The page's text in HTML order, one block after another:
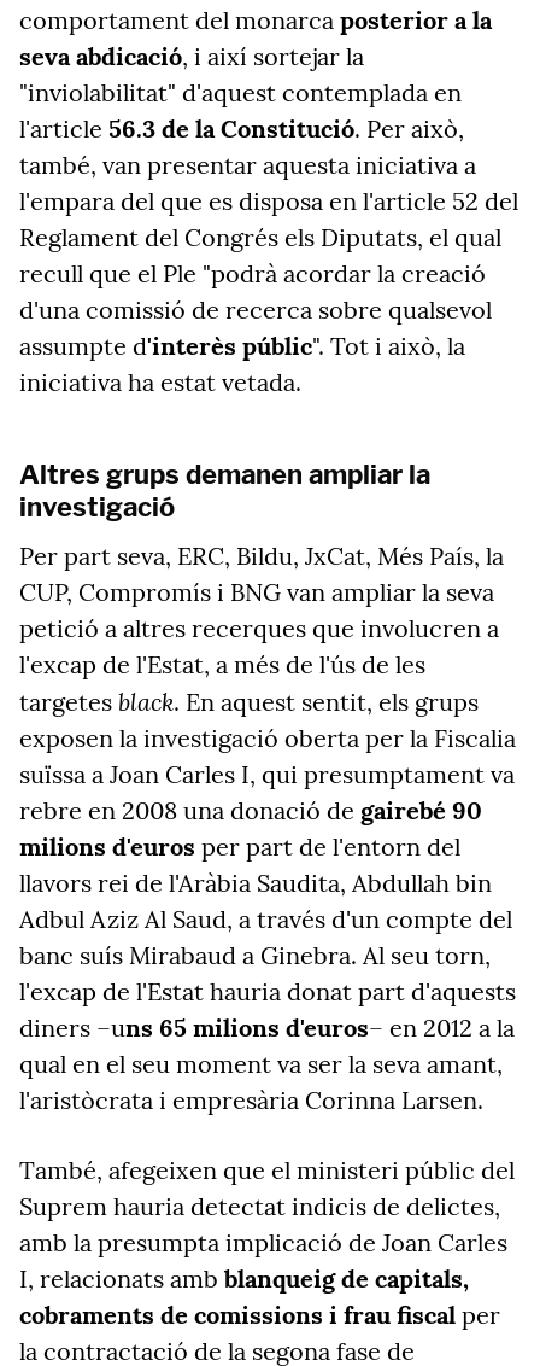
comportament del monarca posterior a la
seva abdicació, i així sortejar la
"inviolabilitat" d'aquest contemplada en
l'article 56.3 de la Constitució. Per això,
també, van presentar aquesta iniciativa a
l'empara del que es disposa en l'article 52 del
Reglament del Congrés els Diputats, el qual
recull que el Ple "podrà acordar la creació
d'una comissió de recerca sobre qualsevol
assumpte d'interès públic". Tot i això, la
iniciativa ha estat vetada.
Altres grups demanen ampliar la
investigació
Per part seva, ERC, Bildu, JxCat, Més País, la
CUP, Compromís i BNG van ampliar la seva
petició a altres recerques que involucren a
l'excap de l'Estat, a més de l'ús de les
targetes black. En aquest sentit, els grups
exposen la investigació oberta per la Fiscalia
suïssa a Joan Carles I, qui presumptament va
rebre en 2008 una donació de gairebé 90
milions d'euros per part de l'entorn del
llavors rei de l'Aràbia Saudita, Abdullah bin
Adbul Aziz Al Saud, a través d'un compte del
banc suís Mirabaud a Ginebra. Al seu torn,
l'excap de l'Estat hauria donat part d'aquests
diners –uns 65 milions d'euros– en 2012 a la
qual en el seu moment va ser la seva amant,
l'aristòcrata i empresària Corinna Larsen.
També, afegeixen que el ministeri públic del
Suprem hauria detectat indicis de delictes,
amb la presumpta implicació de Joan Carles
I, relacionats amb blanqueig de capitals,
cobraments de comissions i frau fiscal per
la contractació de la segona fase de